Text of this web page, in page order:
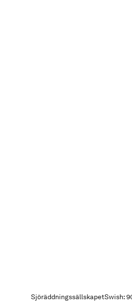
SjöräddningssällskapetSwish: